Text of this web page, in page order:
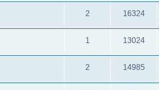
2 16324
1 13024
2 14985